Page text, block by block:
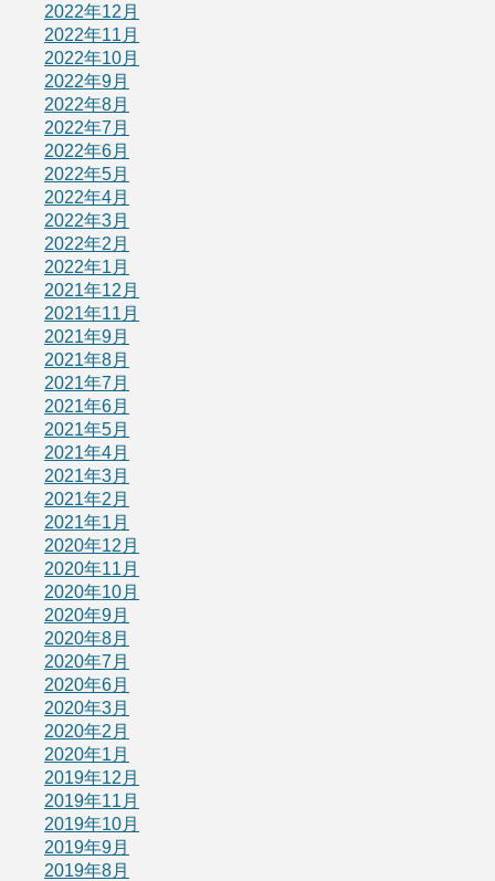
2022年12月
2022年11月
2022年10月
2022年9月
2022年8月
2022年7月
2022年6月
2022年5月
2022年4月
2022年3月
2022年2月
2022年1月
2021年12月
2021年11月
2021年9月
2021年8月
2021年7月
2021年6月
2021年5月
2021年4月
2021年3月
2021年2月
2021年1月
2020年12月
2020年11月
2020年10月
2020年9月
2020年8月
2020年7月
2020年6月
2020年3月
2020年2月
2020年1月
2019年12月
2019年11月
2019年10月
2019年9月
2019年8月